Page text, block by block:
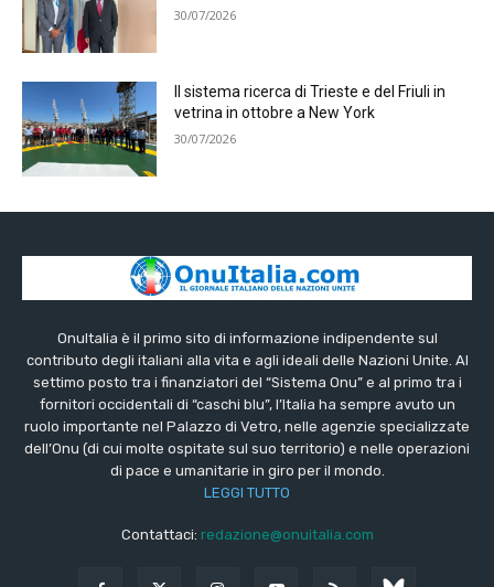
30/07/2026
Il sistema ricerca di Trieste e del Friuli in
vetrina in ottobre a New York
30/07/2026
OnuItalia è il primo sito di informazione indipendente sul
contributo degli italiani alla vita e agli ideali delle Nazioni Unite. Al
settimo posto tra i finanziatori del “Sistema Onu” e al primo tra i
fornitori occidentali di “caschi blu”, l’Italia ha sempre avuto un
ruolo importante nel Palazzo di Vetro, nelle agenzie specializzate
dell’Onu (di cui molte ospitate sul suo territorio) e nelle operazioni
di pace e umanitarie in giro per il mondo.
LEGGI TUTTO
Contattaci: redazione@onuitalia.com